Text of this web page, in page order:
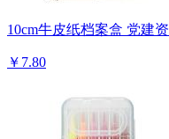
10cm牛皮纸档案盒 党建
￥7.80